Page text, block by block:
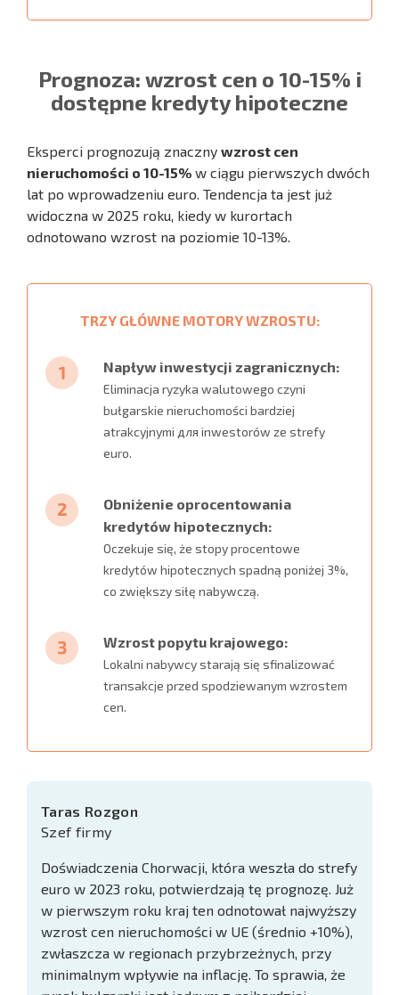
Prognoza: wzrost cen o 10-15% i
dostępne kredyty hipoteczne
Eksperci prognozują znaczny wzrost cen
nieruchomości o 10-15% w ciągu pierwszych dwóch
lat po wprowadzeniu euro. Tendencja ta jest już
widoczna w 2025 roku, kiedy w kurortach
odnotowano wzrost na poziomie 10-13%.
TRZY GŁÓWNE MOTORY WZROSTU:
Napływ inwestycji zagranicznych:
Eliminacja ryzyka walutowego czyni
bułgarskie nieruchomości bardziej
atrakcyjnymi для inwestorów ze strefy
euro.
Obniżenie oprocentowania
kredytów hipotecznych:
Oczekuje się, że stopy procentowe
kredytów hipotecznych spadną poniżej 3%,
co zwiększy siłę nabywczą.
Wzrost popytu krajowego:
Lokalni nabywcy starają się sfinalizować
transakcje przed spodziewanym wzrostem
cen.
Taras Rozgon
Szef firmy
Doświadczenia Chorwacji, która weszła do strefy
euro w 2023 roku, potwierdzają tę prognozę. Już
w pierwszym roku kraj ten odnotował najwyższy
wzrost cen nieruchomości w UE (średnio +10%),
zwłaszcza w regionach przybrzeżnych, przy
minimalnym wpływie na inflację. To sprawia, że